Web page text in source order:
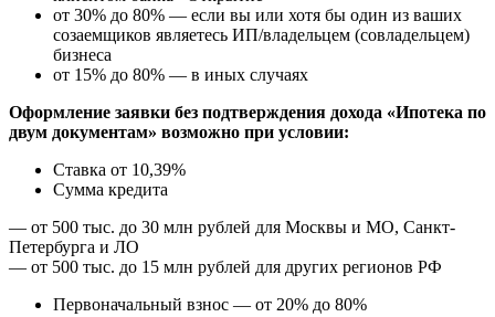
от 30% до 80% — если вы или хотя бы один из ваших
созаемщиков являетесь ИП/владельцем (совладельцем)
бизнеса
от 15% до 80% — в иных случаях
Оформление заявки без подтверждения дохода «Ипотека по
двум документам» возможно при условии:
Ставка от 10,39%
Сумма кредита
— от 500 тыс. до 30 млн рублей для Москвы и МО, Санкт-
Петербурга и ЛО
— от 500 тыс. до 15 млн рублей для других регионов РФ
Первоначальный взнос — от 20% до 80%